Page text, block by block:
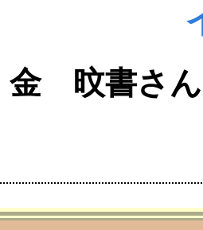
金 旼書さん